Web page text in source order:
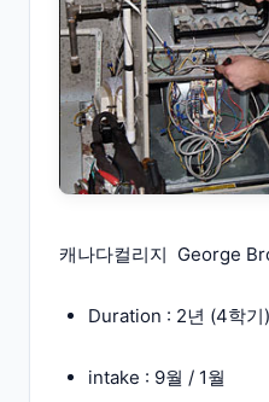
캐나다컬리지 George
Duration : 2년 (4학기)
intake : 9월 / 1월